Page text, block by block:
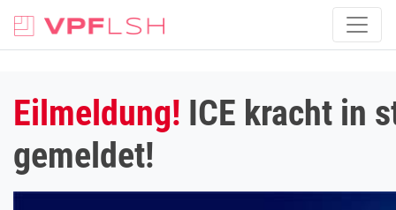
Eilmeldung! ICE kracht in
gemeldet!